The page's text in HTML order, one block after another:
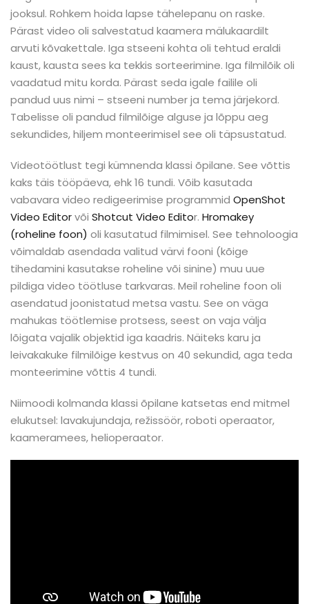
jooksul. Rohkem hoida lapse tähelepanu on raske.
Pärast video oli salvestatud kaamera mälukaardilt
arvuti kõvakettale. Iga stseeni kohta oli tehtud eraldi
kaust, kausta sees ka tekkis sorteerimine. Iga filmilõik oli
vaadatud mitu korda. Pärast seda igale failile oli
pandud uus nimi – stseeni number ja tema järjekord.
Tabelisse oli pandud filmilõige alguse ja lõppu aeg
sekundides, hiljem monteerimisel see oli täpsustatud.
Videotöötlust tegi kümnenda klassi õpilane. See võttis
kaks täis tööpäeva, ehk 16 tundi. Võib kasutada
vabavara video redigeerimise programmid OpenShot
Video Editorvõi Shotcut Video Editor. Hromakey
(roheline foon) oli kasutatud filmimisel. See tehnoloogia
võimaldab asendada valitud värvi fooni (kõige
tihedamini kasutakse roheline või sinine) muu uue
pildiga video töötluse tarkvaras. Meil roheline foon oli
asendatud joonistatud metsa vastu. See on väga
mahukas töötlemise protsess, seest on vaja välja
lõigata vajalik objektid iga kaadris. Näiteks karu ja
leivakakuke filmilõige kestvus on 40 sekundid, aga teda
monteerimine võttis 4 tundi.
Niimoodi kolmanda klassi õpilane katsetas end mitmel
elukutsel: lavakujundaja, režissöör, roboti operaator,
kaameramees, helioperaator.